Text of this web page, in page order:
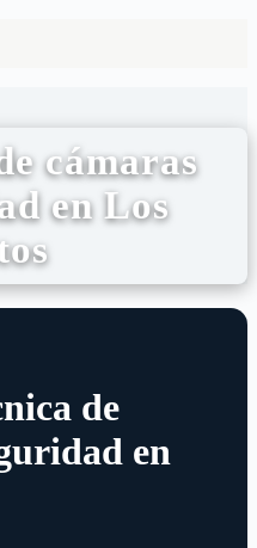
cámaras
en Los
de
en